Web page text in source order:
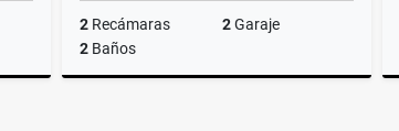
2Recámaras 2Garaje
2Baños